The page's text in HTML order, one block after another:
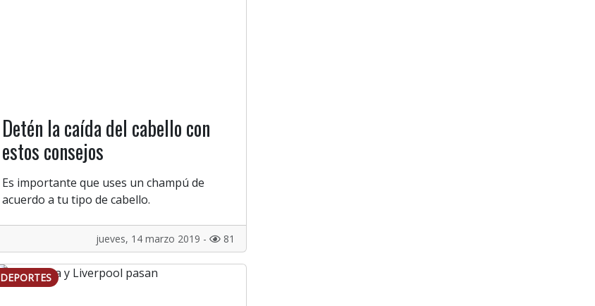
Detén la caída del cabello con
estos consejos
Es importante que uses un champú de
acuerdo a tu tipo de cabello.
jueves, 14 marzo 2019 - 81
DEPORTES